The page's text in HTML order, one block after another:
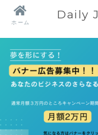
ホーム
Daily